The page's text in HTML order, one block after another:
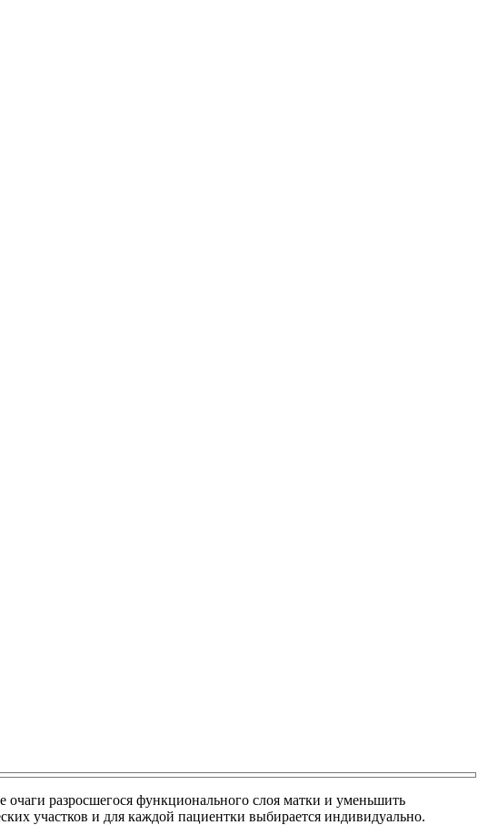
разросшегося функционального слоя матки и уменьшить
участков и для каждой пациентки выбирается индивидуально.